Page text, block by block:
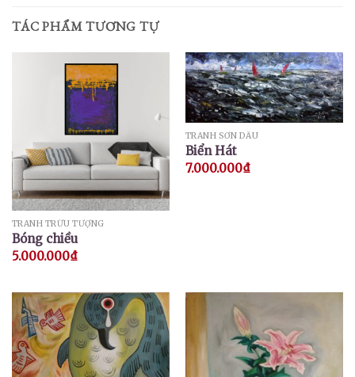
TÁC PHẨM TƯƠNG TỰ
TRANH TRỪU TƯỢNG
Bóng chiều
5.000.000₫
TRANH SƠN DẦU
Biển Hát
7.000.000₫